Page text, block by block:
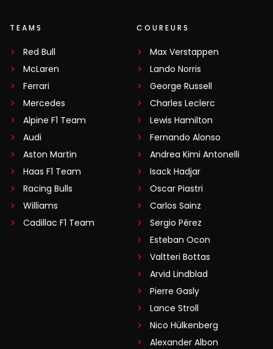
TEAMS
Red Bull
McLaren
Ferrari
Mercedes
Alpine F1 Team
Audi
Aston Martin
Haas F1 Team
Racing Bulls
Williams
Cadillac F1 Team
COUREURS
Max Verstappen
Lando Norris
George Russell
Charles Leclerc
Lewis Hamilton
Fernando Alonso
Andrea Kimi Antonelli
Isack Hadjar
Oscar Piastri
Carlos Sainz
Sergio Pérez
Esteban Ocon
Valtteri Bottas
Arvid Lindblad
Pierre Gasly
Lance Stroll
Nico Hülkenberg
Alexander Albon